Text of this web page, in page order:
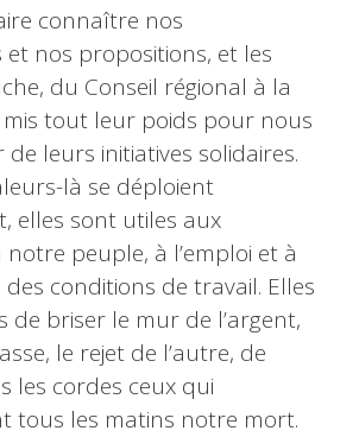
connaître nos
nos propositions, et les
du Conseil régional à la
tout leur poids pour nous
leurs initiatives solidaires.
là se déploient
elles sont utiles aux
peuple, à l’emploi et à
des conditions de travail. Elles
de briser le mur de l’argent,
le rejet de l’autre, de
les cordes ceux qui
tous les matins notre mort.